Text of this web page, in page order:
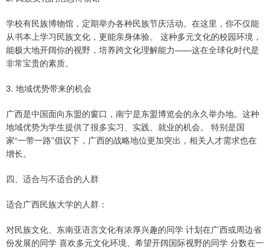
学校有民族博物馆，定期举办各种民族节庆活动。在这里，你不仅能
从书本上学习民族文化，更能亲身体验。 这种多元文化的校园环境，
能极大地开阔你的视野，培养跨文化理解能力——这在全球化时代是
非常宝贵的素质。
3. 地域优势带来的机会
广西是中国面向东盟的窗口，南宁是东盟博览会的永久举办地。这种
地域优势为学生提供了很多实习、实践、就业的机会。 特别是国
家“一带一路”倡议下，广西的战略地位更加突出，相关人才需求也在
增长。
四、适合与不适合的人群
适合广西民族大学的人群：
对民族文化、东南亚语言文化有浓厚兴趣的同学 计划在广西或周边省
份发展的同学 喜欢多元文化环境、希望开阔国际视野的同学 分数在一